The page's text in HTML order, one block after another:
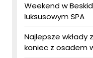
Weekend w
luksusowym SPA
Najlepsze
koniec z osadem